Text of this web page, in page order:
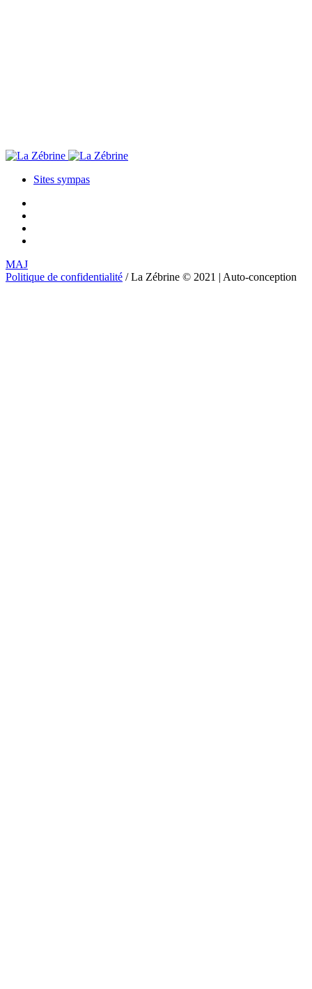
Sites sympas
MAJ
Politique de confidentialité / La Zébrine © 2021 | Auto-conception